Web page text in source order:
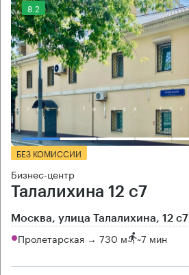
8.2
БЕЗ КОМИССИИ
Бизнес-центр
Талалихина 12 с7
Москва, улица Талалихина, 12 с7
Пролетарская → 730 м ~7 мин